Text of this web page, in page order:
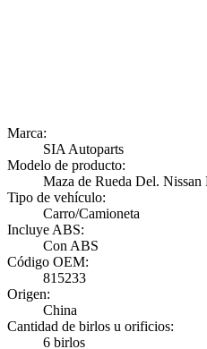
Marca:
SIA Autoparts
Modelo de producto:
Maza de Rueda Del. Nissan
Tipo de vehículo:
Carro/Camioneta
Incluye ABS:
Con ABS
Código OEM:
815233
Origen:
China
Cantidad de birlos u orificios:
6 birlos